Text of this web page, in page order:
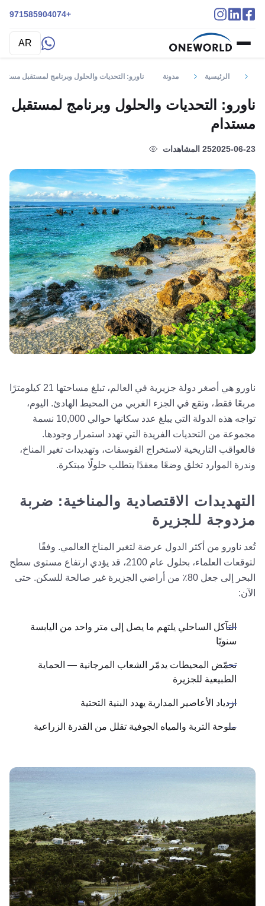
+971585904074
AR
الرئيسية مدونة ناورو: التحديات والحلول وبرنامج لمستقبل
ناورو: التحديات والحلول وبرنامج لمستقبل
مستدام
2025-06-2325 المشاهدات
ناورو هي أصغر دولة جزيرية في العالم، تبلغ مساحتها 21 كيلومترًا
مربعًا فقط، وتقع في الجزء الغربي من المحيط الهادئ. اليوم،
تواجه هذه الدولة التي يبلغ عدد سكانها حوالي 10,000 نسمة
مجموعة من التحديات الفريدة التي تهدد استمرار وجودها.
فالعواقب التاريخية لاستخراج الفوسفات، وتهديدات تغير المناخ،
وندرة الموارد تخلق وضعًا معقدًا يتطلب حلولًا مبتكرة.
التهديدات الاقتصادية والمناخية: ضربة
مزدوجة للجزيرة
تُعد ناورو من أكثر الدول عرضة لتغير المناخ العالمي. وفقًا
لتوقعات العلماء، بحلول عام 2100، قد يؤدي ارتفاع مستوى سطح
البحر إلى جعل 80٪ من أراضي الجزيرة غير صالحة للسكن. حتى
الآن:
التآكل الساحلي يلتهم ما يصل إلى متر واحد من اليابسة
سنويًا
تحمّض المحيطات يدمّر الشعاب المرجانية — الحماية
الطبيعية للجزيرة
ازدياد الأعاصير المدارية يهدد البنية التحتية
ملوحة التربة والمياه الجوفية تقلل من القدرة الزراعية